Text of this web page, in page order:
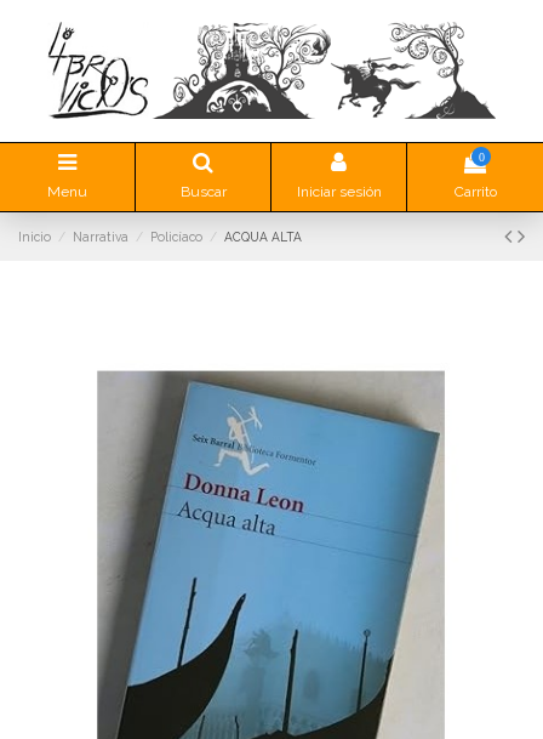
Menu Buscar Iniciar sesión
0
Carrito
Inicio Narrativa Policíaco ACQUA ALTA